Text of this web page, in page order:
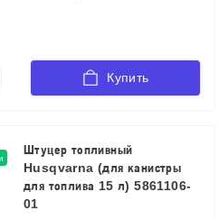
Купить
Штуцер топливный
Husqvarna (для канистры
для топлива 15 л) 5861106-
01